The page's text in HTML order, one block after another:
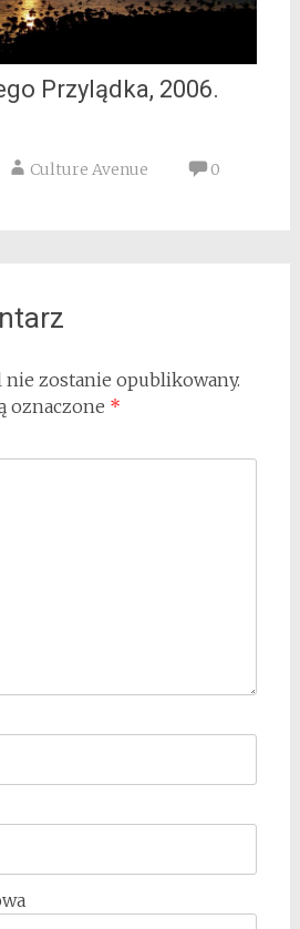
Przylądka, 2006.
Culture Avenue
0
zostanie opublikowany.
oznaczone *